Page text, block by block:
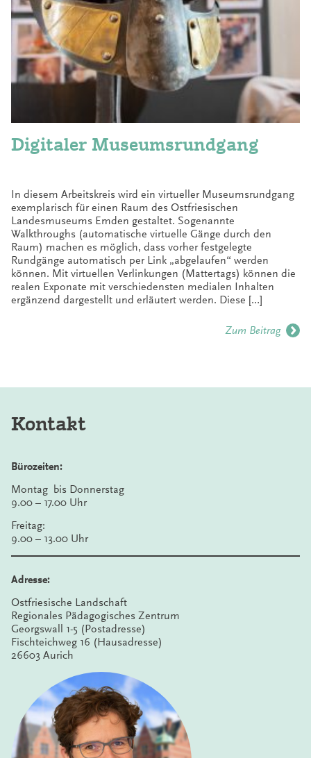
Digitaler Museumsrundgang
In diesem Arbeitskreis wird ein virtueller Museumsrundgang
exemplarisch für einen Raum des Ostfriesischen
Landesmuseums Emden gestaltet. Sogenannte
Walkthroughs (automatische virtuelle Gänge durch den
Raum) machen es möglich, dass vorher festgelegte
Rundgänge automatisch per Link „abgelaufen“ werden
können. Mit virtuellen Verlinkungen (Mattertags) können die
realen Exponate mit verschiedensten medialen Inhalten
ergänzend dargestellt und erläutert werden. Diese […]
Zum Beitrag
Kontakt
Bürozeiten:
Montag bis Donnerstag
9.00 – 17.00 Uhr
Freitag:
9.00 – 13.00 Uhr
Adresse:
Ostfriesische Landschaft
Regionales Pädagogisches Zentrum
Georgswall 1-5 (Postadresse)
Fischteichweg 16 (Hausadresse)
26603 Aurich